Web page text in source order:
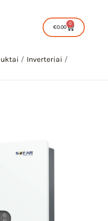
€0.00
0
Cart
Inverteriai